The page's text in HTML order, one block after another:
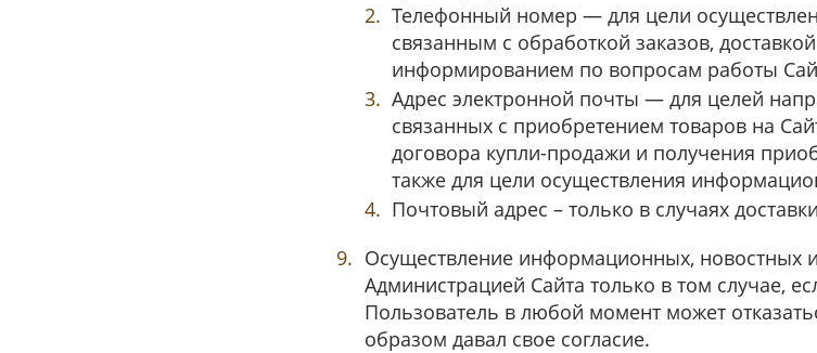
Телефонный номер — для цели
связанным с обработкой заказов,
информированием по вопросам работы
Адрес электронной почты — для целей
связанных с приобретением товаров на
договора купли-продажи и получения
также для цели осуществления
Почтовый адрес – только в случаях
Осуществление информационных, новостных
Администрацией Сайта только в том случае,
Пользователь в любой момент может
образом давал свое согласие.